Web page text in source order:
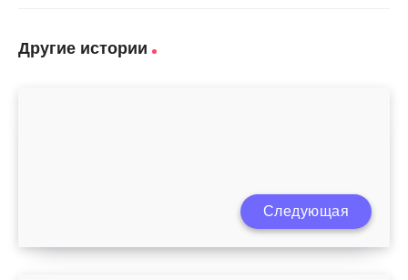
Другие истории
Сколько идет кровь после родовСледующая